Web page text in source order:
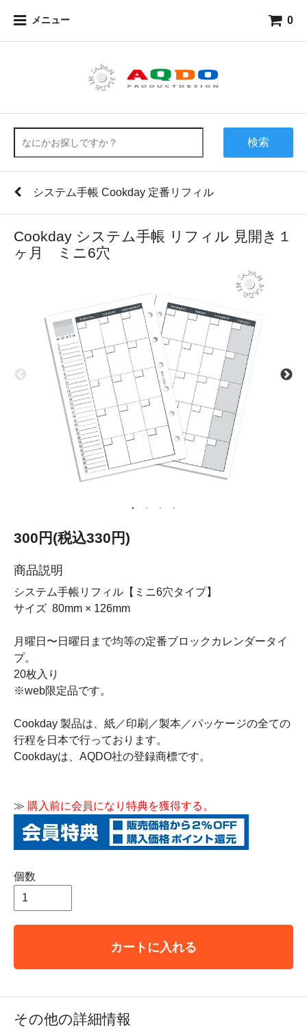
メニュー 0
検索
システム手帳 Cookday 定番リフィル
Cookday システム手帳 リフィル 見開き１
ヶ月 ミニ6穴
300円(税込330円)
商品説明
システム手帳リフィル【ミニ6穴タイプ】
サイズ 80mm × 126mm
月曜日〜日曜日まで均等の定番ブロックカレンダータイ
プ。
20枚入り
※web限定品です。
Cookday 製品は、紙／印刷／製本／パッケージの全ての
行程を日本で行っております。
Cookdayは、AQDO社の登録商標です。
≫ 購入前に会員になり特典を獲得する。
個数
カートに入れる
その他の詳細情報